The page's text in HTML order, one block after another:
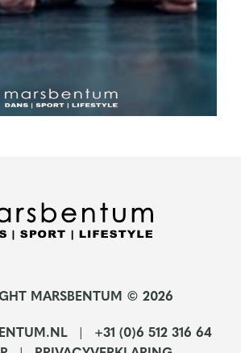
MARSBENTUM © 2026
+31 (0)6 512 316 64